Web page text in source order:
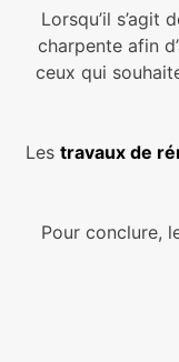
Lorsqu’il
charpente afin
ceux qui
Les travaux de
Pour conclure,